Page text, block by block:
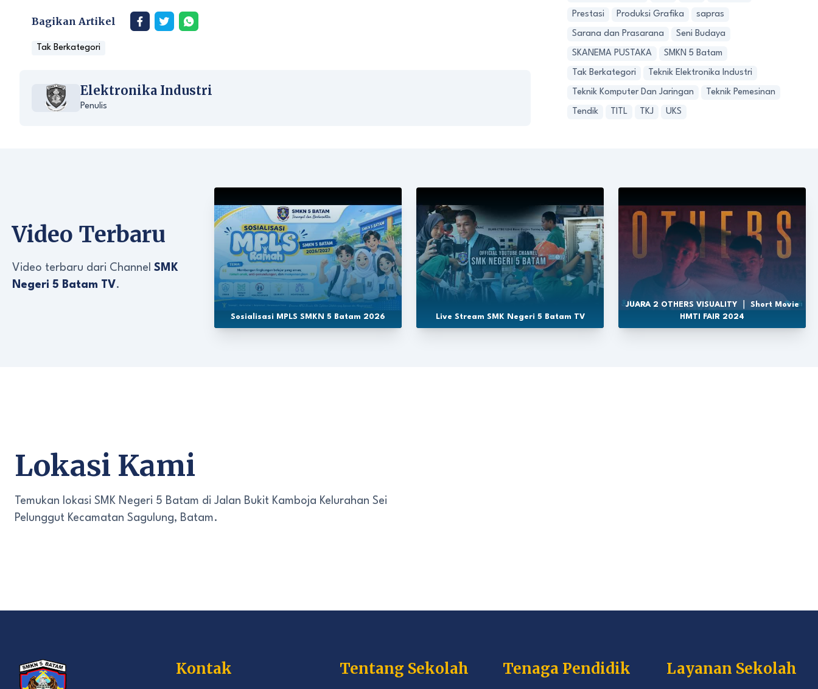
Bagikan Artikel
Tak Berkategori
Elektronika Industri
Penulis
Prestasi Produksi Grafika sapras
Sarana dan Prasarana Seni Budaya
SKANEMA PUSTAKA SMKN 5 Batam
Tak Berkategori Teknik Elektronika Industri
Teknik Komputer Dan Jaringan Teknik Pemesinan
Tendik TITL TKJ UKS
Video Terbaru
Video terbaru dari Channel SMK
Negeri 5 Batam TV.
Sosialisasi MPLS SMKN 5 Batam 2026 Live Stream SMK Negeri 5 Batam TV
JUARA 2 OTHERS VISUALITY ｜ Short Movie
HMTI FAIR 2024
Lokasi Kami
Temukan lokasi SMK Negeri 5 Batam di Jalan Bukit Kamboja Kelurahan Sei
Pelunggut Kecamatan Sagulung, Batam.
Kontak Tentang Sekolah Tenaga Pendidik Layanan Sekolah